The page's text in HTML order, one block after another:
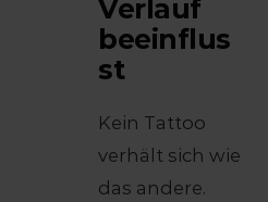
Verlauf
beeinflus
st
Kein Tattoo
verhält sich wie
das andere.